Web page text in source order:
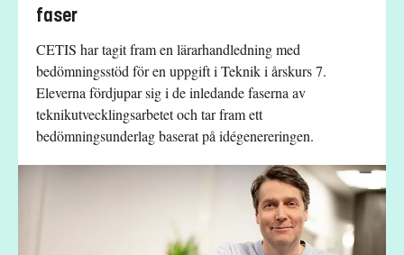
faser
CETIS har tagit fram en lärarhandledning med
bedömningsstöd för en uppgift i Teknik i årskurs 7.
Eleverna fördjupar sig i de inledande faserna av
teknikutvecklingsarbetet och tar fram ett
bedömningsunderlag baserat på idégenereringen.